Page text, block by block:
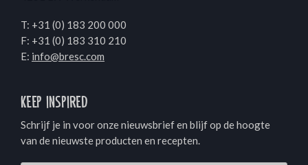
T: +31 (0) 183 200 000
F: +31 (0) 183 310 210
E: info@bresc.com
Keep inspired
Schrijf je in voor onze nieuwsbrief en blijf op de hoogte
van de nieuwste producten en recepten.